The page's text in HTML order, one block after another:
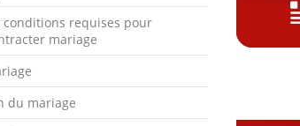
conditions requises pour
mariage
du mariage